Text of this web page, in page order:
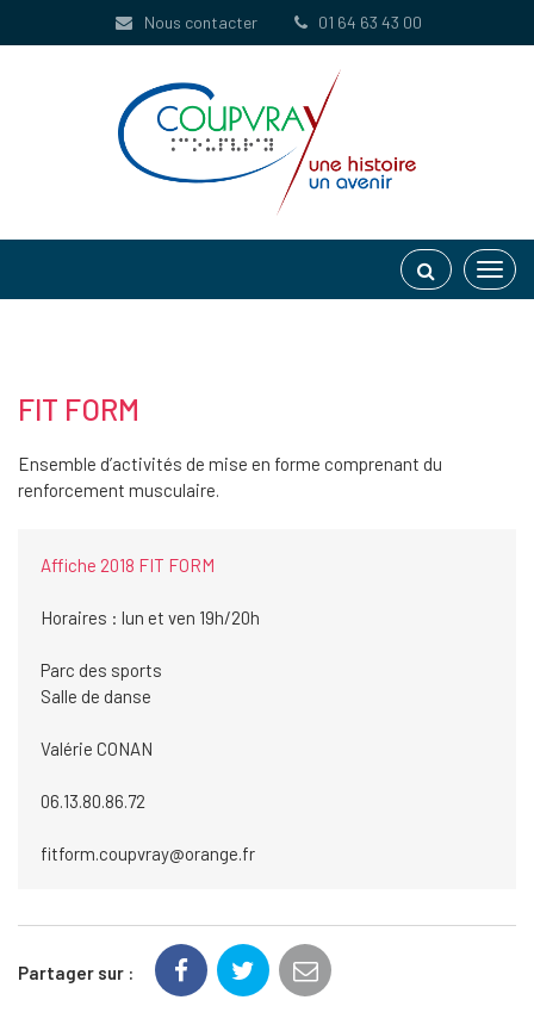
Nous contacter 01 64 63 43 00
FIT FORM
Ensemble d’activités de mise en forme comprenant du
renforcement musculaire.
Affiche 2018 FIT FORM
Horaires : lun et ven 19h/20h
Parc des sports
Salle de danse
Valérie CONAN
06.13.80.86.72
fitform.coupvray@orange.fr
Partager sur :